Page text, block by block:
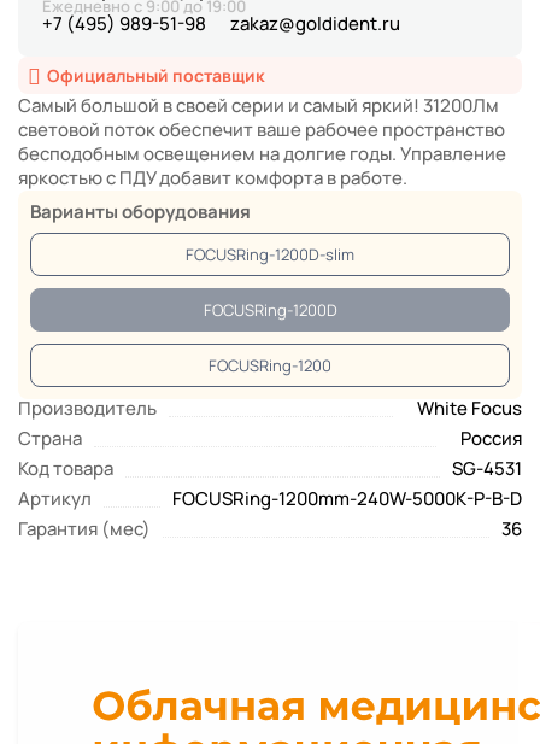
Официальный поставщик
Самый большой в своей серии и самый яркий! 31200Лм
световой поток обеспечит ваше рабочее пространство
бесподобным освещением на долгие годы. Управление
яркостью с ПДУ добавит комфорта в работе.
Варианты оборудования
FOCUSRing-1200D-slim
FOCUSRing-1200D
FOCUSRing-1200
Производитель
White Focus
Страна
Россия
Код товара
SG-4531
Артикул
FOCUSRing-1200mm-240W-5000K-P-B-D
Гарантия (мес)
36
Ежедневно с 9:00 до 19:00
+7 (495) 989-51-98 zakaz@goldident.ru